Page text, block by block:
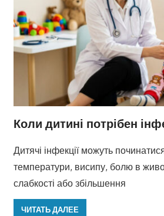
Коли дитині потрібен
Дитячі інфекції можуть
температури, висипу, болю в
слабкості або збільшення
ЧИТАТЬ ДАЛЕЕ